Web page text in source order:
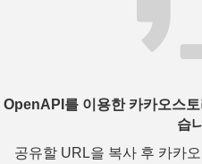
OpenAPI를 이용한 카카오스
습
공유할 URL을 복사 후 카카